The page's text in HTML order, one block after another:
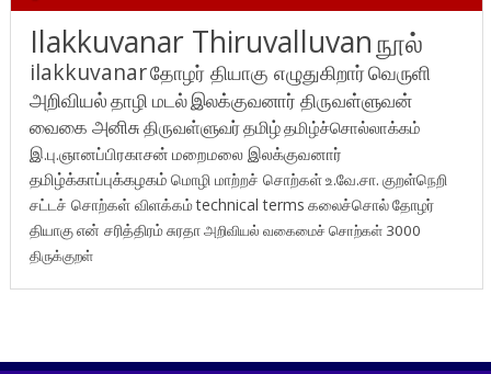
Ilakkuvanar Thiruvalluvanநூல்
ilakkuvanarதோழர் தியாகு எழுதுகிறார்வெருளி
அறிவியல்தாழி மடல்இலக்குவனார் திருவள்ளுவன்
வைகை அனிசுதிருவள்ளுவர்தமிழ்தமிழ்ச்சொல்லாக்கம்
இ.பு.ஞானப்பிரகாசன் மறைமலை இலக்குவனார்
தமிழ்க்காப்புக்கழகம் மொழி மாற்றச் சொற்கள்உ.வே.சா. குறள்நெறி
சட்டச் சொற்கள் விளக்கம்technical terms கலைச்சொல்தோழர்
தியாகுஎன் சரித்திரம்சுரதாஅறிவியல் வகைமைச் சொற்கள் 3000
திருக்குறள்